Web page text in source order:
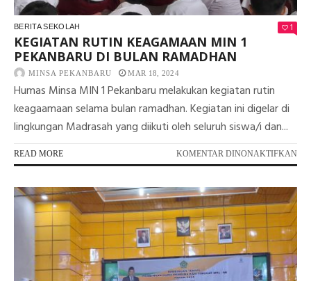
BERITA SEKOLAH 1
KEGIATAN RUTIN KEAGAMAAN MIN 1
PEKANBARU DI BULAN RAMADHAN
MINSA PEKANBARU MAR 18, 2024
Humas Minsa MIN 1 Pekanbaru melakukan kegiatan rutin
keagaamaan selama bulan ramadhan. Kegiatan ini digelar di
lingkungan Madrasah yang diikuti oleh seluruh siswa/i dan...
READ MORE KOMENTAR DINONAKTIFKAN
1
DI